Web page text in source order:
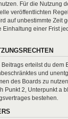
Für die Nutzung
veröffentlichten
auf unbestimmte Zeit
Einhaltung einer Frist
erteilst du dem
und
des Boards zu
Punkt 2, Unterpunkt a
bestehen.